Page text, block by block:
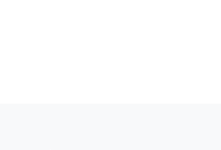
Cấp nước sâu và giữ ẩm đa
Hỗ trợ làm mờ các nếp nhăn